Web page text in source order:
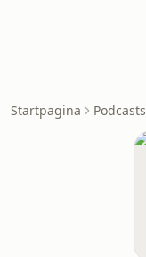
Startpagina Podcasts